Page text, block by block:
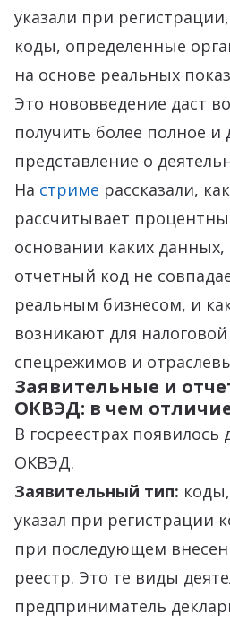
указали при
коды, определенные
на основе реальных
Это нововведение даст
получить более полное и
представление о
На стриме рассказали,
рассчитывает
основании каких данных,
отчетный код не
реальным бизнесом, и
возникают для налоговой
спецрежимов и
Заявительные и
ОКВЭД: в чем
В госреестрах появилось
ОКВЭД.
Заявительный тип:
указал при регистрации
при последующем
реестр. Это те виды
предприниматель